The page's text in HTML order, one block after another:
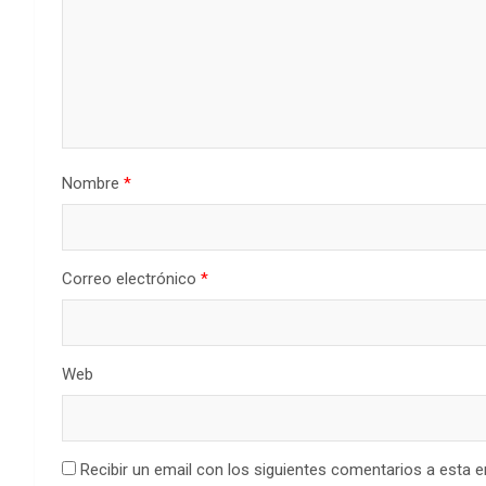
Nombre *
Correo electrónico *
Web
Recibir un email con los siguientes comentarios a esta